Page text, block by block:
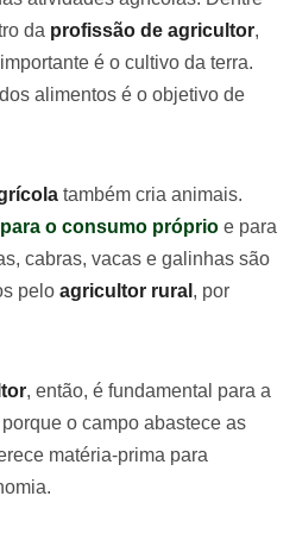
da profissão de agricultor,
é o cultivo da terra.
alimentos é o objetivo de
também cria animais.
o consumo próprio e para
cabras, vacas e galinhas são
pelo agricultor rural , por
, então, é fundamental para a
o campo abastece as
matéria-prima para